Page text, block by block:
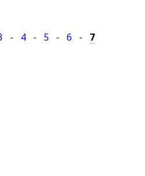
- 4 - 5 - 6 - 7